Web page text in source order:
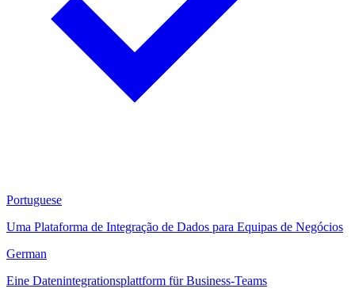
Portuguese
Uma Plataforma de Integração de Dados para Equipas de Negócios
German
Eine Datenintegrationsplattform für Business-Teams